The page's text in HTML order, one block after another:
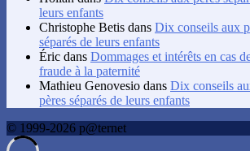
leurs enfants
Christophe Betis dans Dix conseils aux
séparés de leurs enfants
Éric dans Dommages et intérêts en cas
fraude à la paternité
Mathieu Genovesio dans Dix conseils
pères séparés de leurs enfants
© 1999-2026 p@ternet